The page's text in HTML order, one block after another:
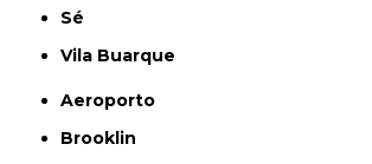
Sé
Vila Buarque
Aeroporto
Brooklin